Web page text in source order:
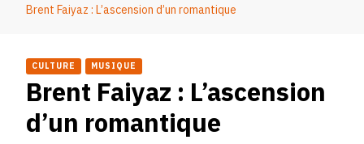
Brent Faiyaz : L’ascension d’un romantique
CULTURE MUSIQUE
Brent Faiyaz : L’ascension
d’un romantique